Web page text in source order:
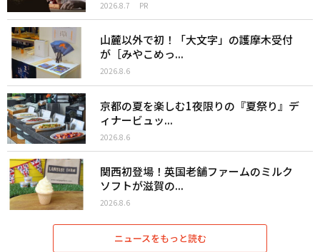
2026.8.7 PR
山麓以外で初！「大文字」の護摩木受付
が［みやこめっ...
2026.8.6
京都の夏を楽しむ1夜限りの『夏祭り』デ
ィナービュッ...
2026.8.6
関西初登場！英国老舗ファームのミルク
ソフトが滋賀の...
2026.8.6
ニュースをもっと読む